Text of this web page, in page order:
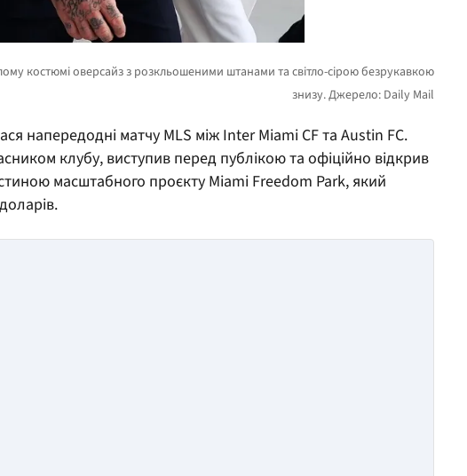
напередодні матчу MLS між Inter Miami CF та Austin FC.
клубу, виступив перед публікою та офіційно відкрив
масштабного проєкту Miami Freedom Park, який